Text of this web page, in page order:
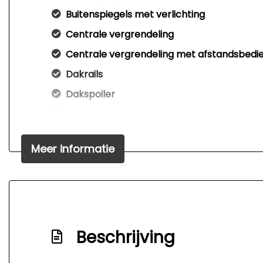
Buitenspiegels met verlichting
Centrale vergrendeling
Centrale vergrendeling met
Dakrails
Dakspoiler
Elektrisch bedienbare achterklep
Elektrisch glazen panorama-dak
Keyless entry
Meer informatie
Beschrijving